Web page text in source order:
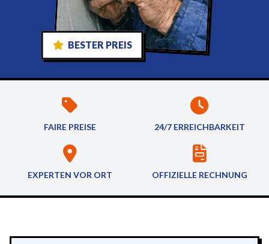
BESTER PREIS
FAIRE PREISE 24/7 ERREICHBARKEIT
EXPERTEN VOR ORT OFFIZIELLE RECHNUNG